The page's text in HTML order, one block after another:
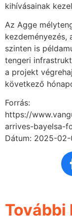
kihívásainak
Az Agge
kezdeményezés,
szinten is
tengeri
a projekt
következő
Forrás:
https://
arrives-bayelsa-
Dátum: 2025-
További